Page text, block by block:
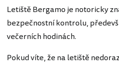
Letiště Bergamo je notoricky
bezpečnostní kontrolu,
večerních hodinách.
Pokud víte, že na letiště